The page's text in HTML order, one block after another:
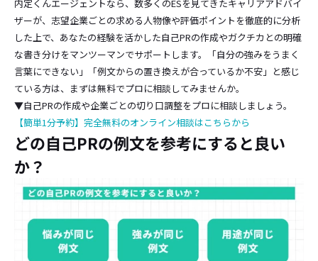
内定くんエージェントなら、数多くのESを見てきたキャリアアドバイ
ザーが、志望企業ごとの求める人物像や評価ポイントを徹底的に分析
した上で、あなたの経験を活かした自己PRの作成やガクチカとの明確
な書き分けをマンツーマンでサポートします。「自分の強みをうまく
言葉にできない」「例文からの置き換えが合っているか不安」と感じ
ている方は、まずは無料でプロに相談してみませんか。
▼自己PRの作成や企業ごとの切り口調整をプロに相談しましょう。
【簡単1分予約】完全無料のオンライン相談はこちらから
どの自己PRの例文を参考にすると良い
か？